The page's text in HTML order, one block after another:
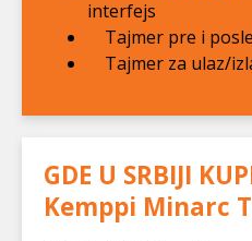
interfejs
Tajmer pre i
Tajmer za ulaz/
GDE U SRBIJI
Kemppi Minarc T